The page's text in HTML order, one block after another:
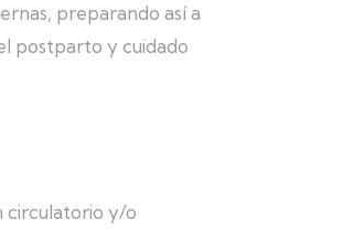
preparando así a
postparto y cuidado
circulatorio y/o